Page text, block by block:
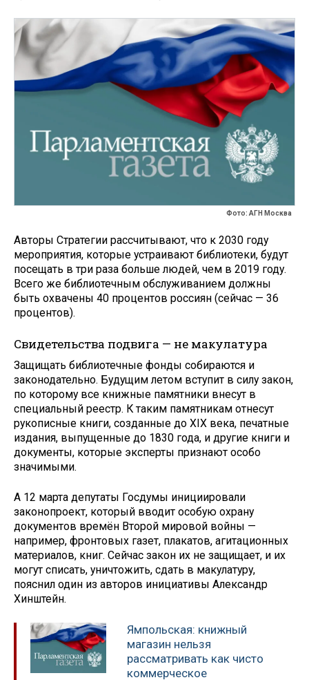
Фото: АГН Москва
Авторы Стратегии рассчитывают, что к 2030 году
мероприятия, которые устраивают библиотеки, будут
посещать в три раза больше людей, чем в 2019 году.
Всего же библиотечным обслуживанием должны
быть охвачены 40 процентов россиян (сейчас — 36
процентов).
Свидетельства подвига — не макулатура
Защищать библиотечные фонды собираются и
законодательно. Будущим летом вступит в силу закон,
по которому все книжные памятники внесут в
специальный реестр. К таким памятникам отнесут
рукописные книги, созданные до XIX века, печатные
издания, выпущенные до 1830 года, и другие книги и
документы, которые эксперты признают особо
значимыми.
А 12 марта депутаты Госдумы инициировали
законопроект, который вводит особую охрану
документов времён Второй мировой войны —
например, фронтовых газет, плакатов, агитационных
материалов, книг. Сейчас закон их не защищает, и их
могут списать, уничтожить, сдать в макулатуру,
пояснил один из авторов инициативы Александр
Хинштейн.
Ямпольская: книжный
магазин нельзя
рассматривать как чисто
коммерческое